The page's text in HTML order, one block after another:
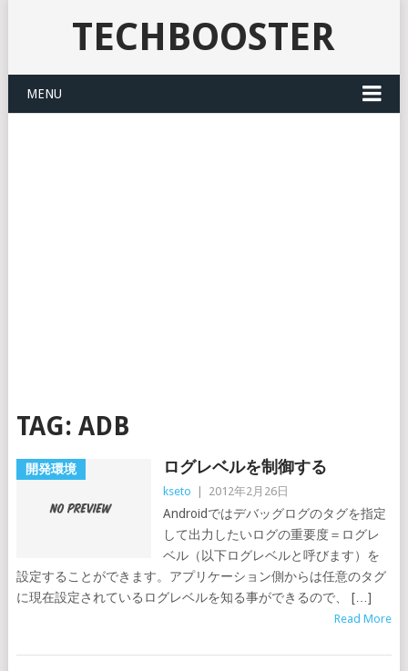
TECHBOOSTER
MENU
TAG: ADB
開発環境 ログレベルを制御する
kseto 2012年2月26日
Androidではデバッグログのタグを指定
して出力したいログの重要度＝ログレ
ベル（以下ログレベルと呼びます）を
設定することができます。アプリケーション側からは任意のタグ
に現在設定されているログレベルを知る事ができるので、 […]
Read More